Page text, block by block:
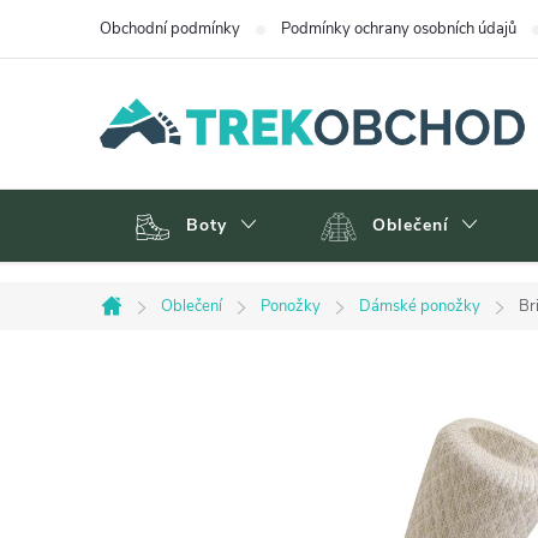
Obchodní podmínky Podmínky ochrany osobních údajů
Boty Oblečení
Domů
Oblečení Ponožky Dámské ponožky